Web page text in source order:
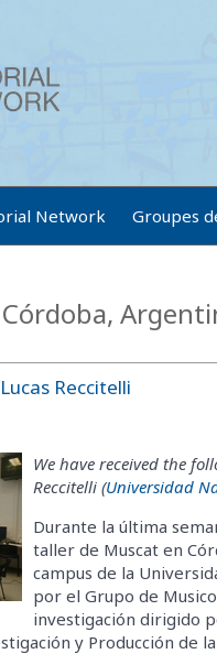
Network Groupes
Reccitelli
We have received the
Reccitelli (Universidad
Durante la última
taller de Muscat en
campus de la
por el Grupo de
investigación dirigido
y Producción de